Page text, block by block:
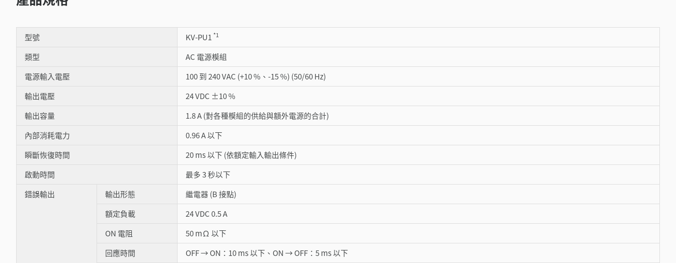
型號 KV-PU1 *1
類型
AC 電源模組
電源輸入電壓
100 到 240 VAC (+10 %、-15 %) (50/60 Hz)
輸出電壓
24 VDC ±10 %
輸出容量
1.8 A (對各種模組的供給與額外電源的合計)
內部消耗電力
0.96 A 以下
瞬斷恢復時間
20 ms 以下 (依額定輸入輸出條件)
啟動時間
最多 3 秒以下
錯誤輸出
輸出形態
繼電器 (B 接點)
額定負載
24 VDC 0.5 A
ON 電阻
50 mΩ 以下
回應時間
OFF → ON：10 ms 以下、ON → OFF：5 ms 以下